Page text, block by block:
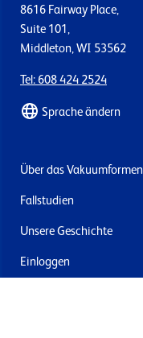
8616 Fairway Place,
Suite 101,
Middleton, WI 53562
Tel: 608 424 2524
Sprache ändern
Über das Vakuumformen
Fallstudien
Unsere Geschichte
Einloggen